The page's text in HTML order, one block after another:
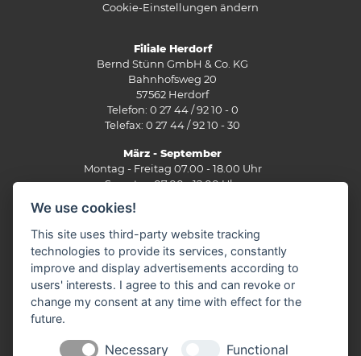
Cookie-Einstellungen ändern
Filiale Herdorf
Bernd Stünn GmbH & Co. KG
Bahnhofsweg 20
57562 Herdorf
Telefon: 0 27 44 / 92 10 - 0
Telefax: 0 27 44 / 92 10 - 30
März - September
Montag - Freitag 07.00 - 18.00 Uhr
Samstag 07.00 - 12.00 Uhr
Oktober - Februar
Montag - Freitag 07.30 - 17.30 Uhr
Samstag 07.30 - 12.00 Uhr
Filiale Burbach
Ernst-Heinkel-Straße 12
Fax: 0 27 36 / 49 10 62
We use cookies!
This site uses third-party website tracking
technologies to provide its services, constantly
improve and display advertisements according to
users' interests. I agree to this and can revoke or
change my consent at any time with effect for the
future.
Necessary Functional